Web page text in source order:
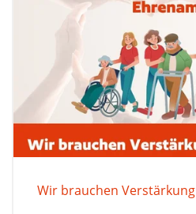
Wir brauchen Verstärkung